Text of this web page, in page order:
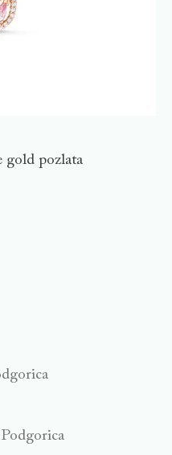
gold pozlata